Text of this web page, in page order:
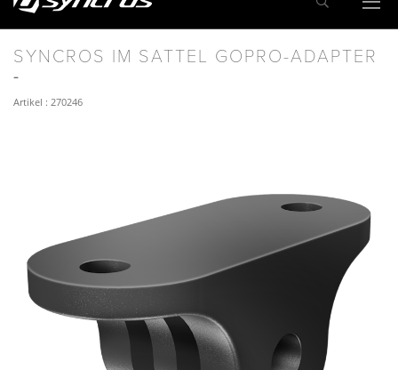
SYNCROS IM SATTEL GOPRO-ADAPTER
Artikel : 270246